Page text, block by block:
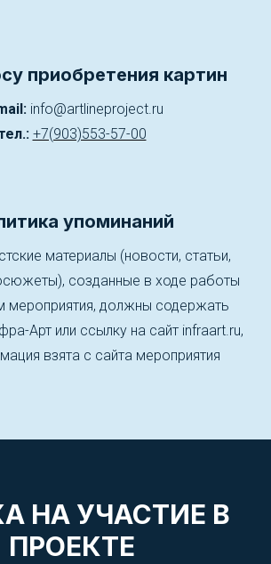
приобретения картин
info@artlineproject.ru
+7(903)553-57-00
упоминаний
материалы (новости, статьи,
созданные в ходе работы
мероприятия, должны содержать
Арт или ссылку на сайт infraart.ru,
взята с сайта мероприятия
НА УЧАСТИЕ В
ПРОЕКТЕ